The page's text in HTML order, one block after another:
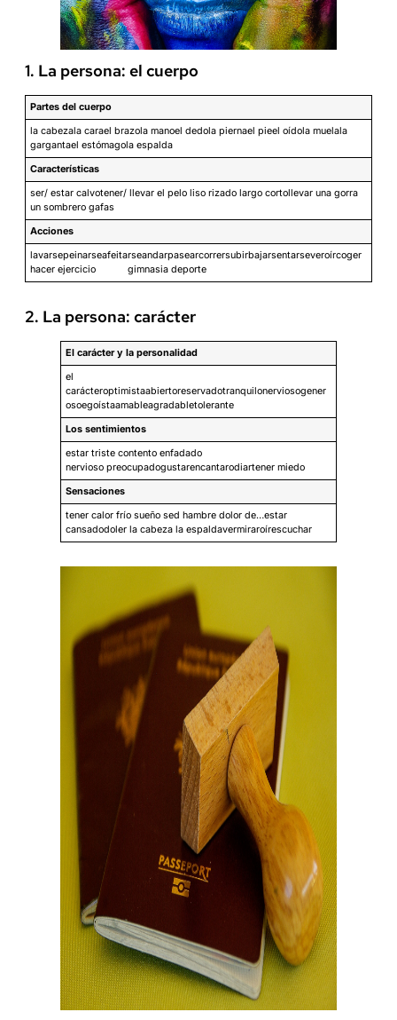
1. La persona: el cuerpo
Partes del cuerpo
la cabezala carael brazola manoel dedola piernael pieel oídola muelala
gargantael estómagola espalda
Características
ser/ estar calvotener/ llevar el pelo liso rizado largo cortollevar una gorra
un sombrero gafas
Acciones
lavarsepeinarseafeitarseandarpasearcorrersubirbajarsentarseveroírcoger
hacer ejercicio gimnasia deporte
2. La persona: carácter
El carácter y la personalidad
el
carácteroptimistaabiertoreservadotranquilonerviosogener
osoegoístaamableagradabletolerante
Los sentimientos
estar triste contento enfadado
nervioso preocupadogustarencantarodiartener miedo
Sensaciones
tener calor frío sueño sed hambre dolor de…estar
cansadodoler la cabeza la espaldavermiraroírescuchar